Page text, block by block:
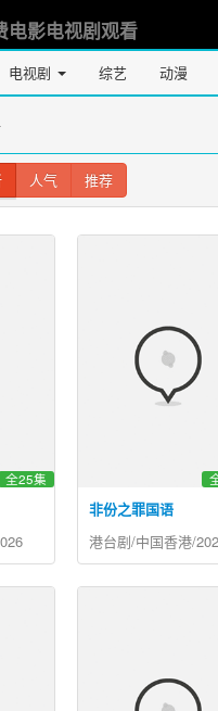
影电视剧观看
电视剧 综艺 动漫
人气 推荐
全25集
非份之罪国语
港台剧/中国香港/